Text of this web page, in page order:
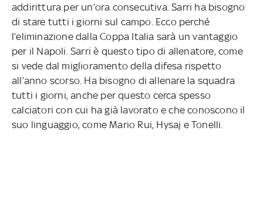
addirittura per un’ora consecutiva. Sarri ha bisogno
di stare tutti i giorni sul campo. Ecco perché
l’eliminazione dalla Coppa Italia sarà un vantaggio
per il Napoli. Sarri è questo tipo di allenatore, come
si vede dal miglioramento della difesa rispetto
all’anno scorso. Ha bisogno di allenare la squadra
tutti i giorni, anche per questo cerca spesso
calciatori con cui ha già lavorato e che conoscono il
suo linguaggio, come Mario Rui, Hysaj e Tonelli.